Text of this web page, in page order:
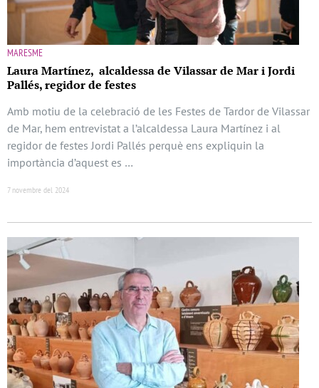
MARESME
Laura Martínez, alcaldessa de Vilassar de Mar i Jordi
Pallés, regidor de festes
Amb motiu de la celebració de les Festes de Tardor de Vilassar
de Mar, hem entrevistat a l’alcaldessa Laura Martínez i al
regidor de festes Jordi Pallés perquè ens expliquin la
importància d’aquest es …
7 novembre del 2024